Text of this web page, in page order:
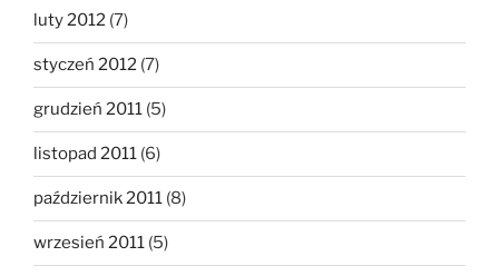
luty 2012 (7)
styczeń 2012 (7)
grudzień 2011 (5)
listopad 2011 (6)
październik 2011 (8)
wrzesień 2011 (5)